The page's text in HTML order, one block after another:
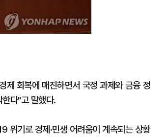
회복에 매진하면서 국정 과제와 금융 정
다"고 말했다.
위기로 경제·민생 어려움이 계속되는 상황